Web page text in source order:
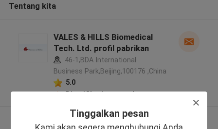
Tinggalkan pesan
Tentang kita
VALES & HILLS Biomedical
Tech. Ltd. profil pabrikan
46-1,BDA International
Business Park,Beijing,100176 ,China
5.0
Diverifikasi pemasok
Lihat Lebih